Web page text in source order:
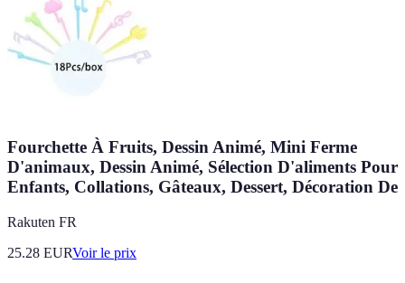
Fourchette À Fruits, Dessin Animé, Mini Ferme
D'animaux, Dessin Animé, Sélection D'aliments Pour
Enfants, Collations, Gâteaux, Dessert, Décoration De
Rakuten FR
25.28 EURVoir le prix